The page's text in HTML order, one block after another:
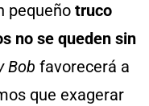
pequeño truco
no se queden sin
Bob favorecerá a
que exagerar